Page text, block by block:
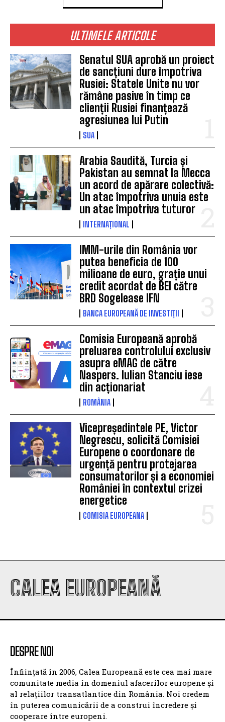
ULTIMELE ARTICOLE
Senatul SUA aprobă un proiect
de sancțiuni dure împotriva
Rusiei: Statele Unite nu vor
rămâne pasive în timp ce
clienții Rusiei finanțează
agresiunea lui Putin
SUA
Arabia Saudită, Turcia și
Pakistan au semnat la Mecca
un acord de apărare colectivă:
Un atac împotriva unuia este
un atac împotriva tuturor
INTERNAȚIONAL
IMM-urile din România vor
putea beneficia de 100
milioane de euro, grație unui
credit acordat de BEI către
BRD Sogelease IFN
BANCA EUROPEANĂ DE INVESTIȚII
Comisia Europeană aprobă
preluarea controlului exclusiv
asupra eMAG de către
Naspers. Iulian Stanciu iese
din acționariat
ROMÂNIA
Vicepreședintele PE, Victor
Negrescu, solicită Comisiei
Europene o coordonare de
urgență pentru protejarea
consumatorilor și a economiei
României în contextul crizei
energetice
COMISIA EUROPEANA
CALEA EUROPEANĂ
DESPRE NOI
Înființată în 2006, Calea Europeană este cea mai mare
comunitate media în domeniul afacerilor europene și
al relațiilor transatlantice din România. Noi credem
în puterea comunicării de a construi încredere și
cooperare între europeni.